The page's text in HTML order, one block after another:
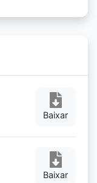
Baixar
Baixar